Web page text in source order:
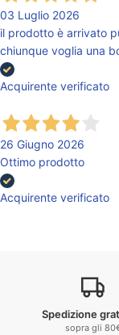
03 Luglio 2026
il prodotto è arrivato
chiunque voglia una
Acquirente verificato
26 Giugno 2026
Ottimo prodotto
Acquirente verificato
Spedizione
sopra gli